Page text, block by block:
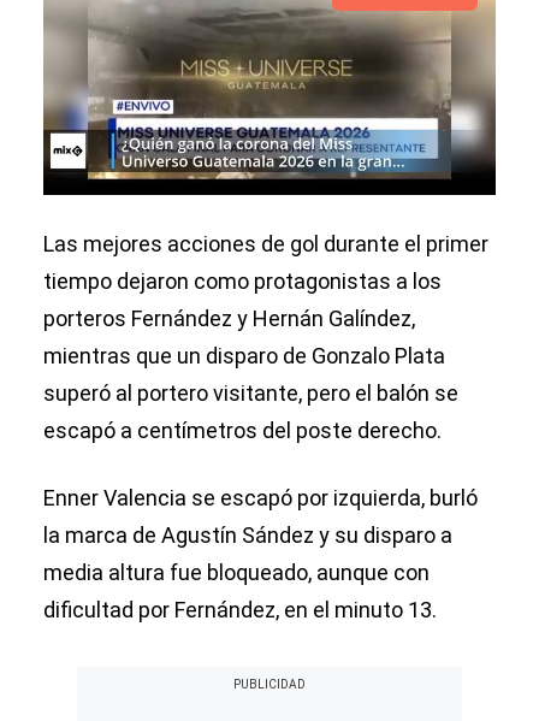
Las mejores acciones de gol durante el primer
tiempo dejaron como protagonistas a los
porteros Fernández y Hernán Galíndez,
mientras que un disparo de Gonzalo Plata
superó al portero visitante, pero el balón se
escapó a centímetros del poste derecho.
Enner Valencia se escapó por izquierda, burló
la marca de Agustín Sández y su disparo a
media altura fue bloqueado, aunque con
dificultad por Fernández, en el minuto 13.